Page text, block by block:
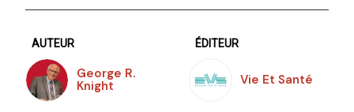
AUTEUR
George R.
Knight
ÉDITEUR
Vie Et Santé